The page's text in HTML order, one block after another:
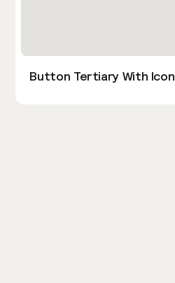
Button Tertiary With Icon